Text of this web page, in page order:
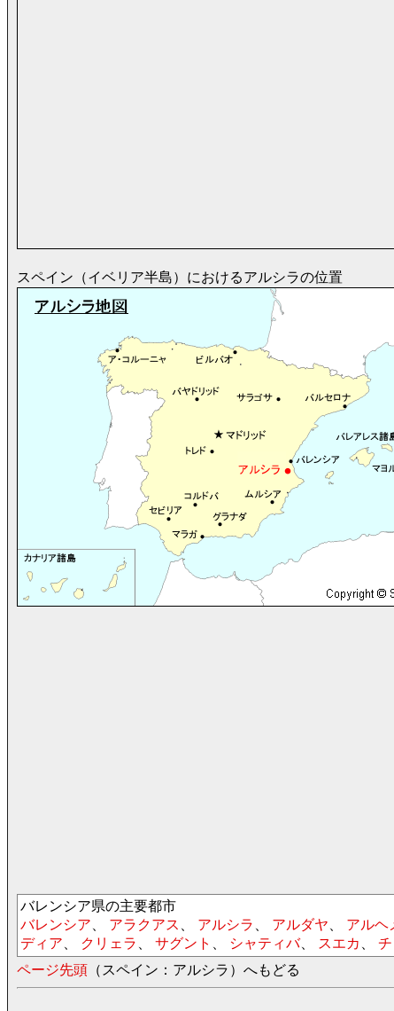
スペイン（イベリア半島）におけるアルシラの位置
バレンシア県の主要都市
バレンシア、 アラクアス 、 アルシラ 、 アルダヤ、 アルヘ
ディア、 クリェラ 、 サグント 、 シャティバ、 スエカ 、
ページ先頭 （スペイン：アルシラ）へもどる